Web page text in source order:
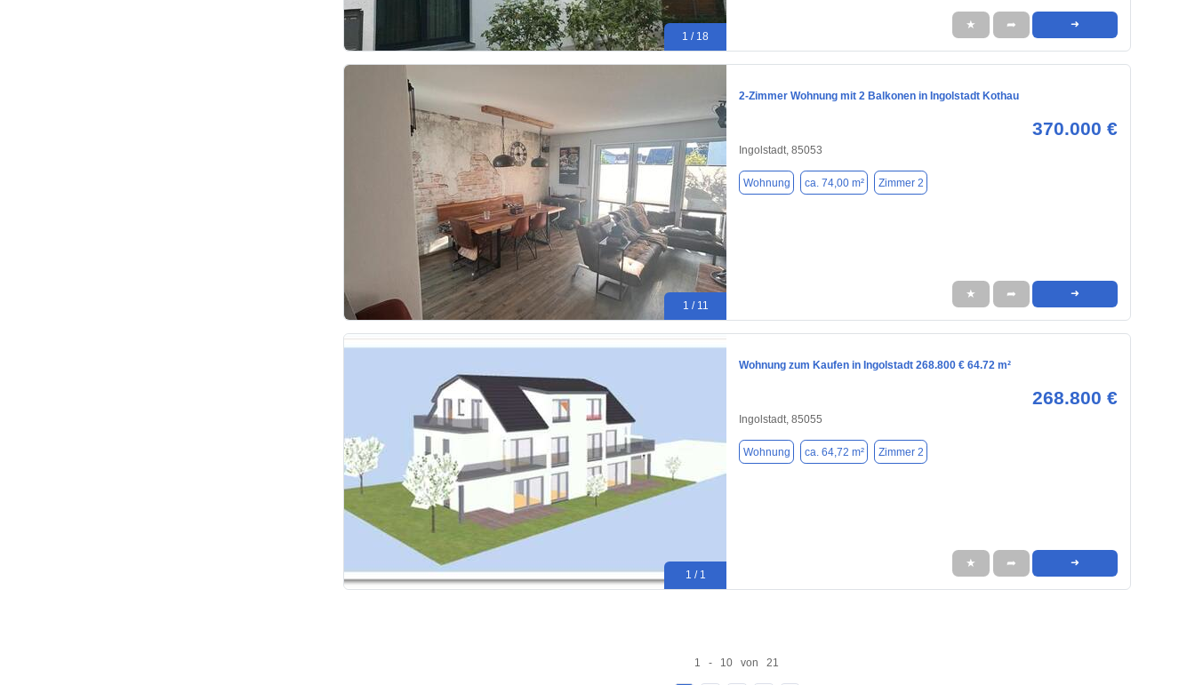
1 / 18
★ ➦ ➜
1 / 11
2-Zimmer Wohnung mit 2 Balkonen in Ingolstadt Kothau
370.000 €
Ingolstadt, 85053
Wohnung ca. 74,00 m² Zimmer 2
★ ➦ ➜
1 / 1
Wohnung zum Kaufen in Ingolstadt 268.800 € 64.72 m²
268.800 €
Ingolstadt, 85055
Wohnung ca. 64,72 m² Zimmer 2
★ ➦ ➜
1 - 10 von 21